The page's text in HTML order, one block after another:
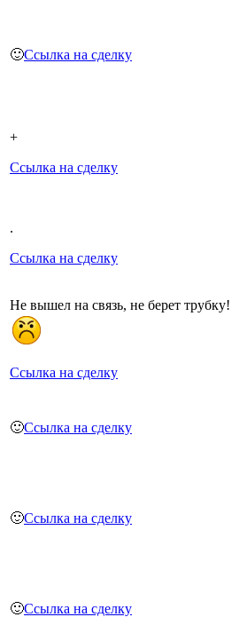
🙂Ссылка на сделку
+
Ссылка на сделку
.
Ссылка на сделку
Не вышел на связь, не берет трубку!
Ссылка на сделку
🙂Ссылка на сделку
🙂Ссылка на сделку
🙂Ссылка на сделку